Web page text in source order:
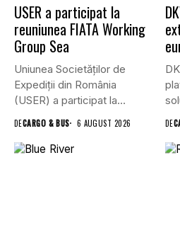
USER a participat la
reuniunea FIATA Working
Group Sea
Uniunea Societăților de
Expediții din România
(USER) a participat la
DECARGO & BUS 6 AUGUST 2026 DE